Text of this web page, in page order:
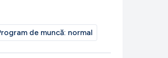
de muncă: normal